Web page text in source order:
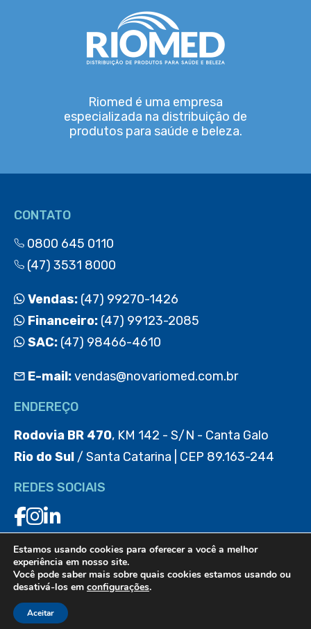
Riomed é uma empresa
especializada na distribuição de
produtos para saúde e beleza.
CONTATO
0800 645 0110
(47) 3531 8000
Vendas: (47) 99270-1426
Financeiro: (47) 99123-2085
SAC: (47) 98466-4610
E-mail:vendas@novariomed.com.br
ENDEREÇO
Rodovia BR 470, KM 142 - S/N - Canta Galo
Rio do Sul / Santa Catarina | CEP 89.163-244
REDES SOCIAIS
BAIXE O APP
Estamos usando cookies para oferecer a você a melhor
experiência em nosso site.
Você pode saber mais sobre quais cookies estamos usando ou
desativá-los em configurações.
Aceitar